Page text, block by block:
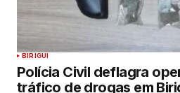
BIRIGUI
Polícia Civil deflagra
tráfico de drogas em